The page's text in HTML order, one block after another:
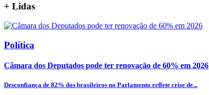
+ Lidas
Política
Câmara dos Deputados pode ter renovação de 60% em 2026
Desconfiança de 82% dos brasileiros no Parlamento reflete crise de...